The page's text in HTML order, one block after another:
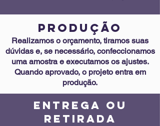
PRODUÇÃO
Realizamos o orçamento, tiramos suas
dúvidas e, se necessário, confeccionamos
uma amostra e executamos os ajustes.
Quando aprovado, o projeto entra em
produção.
ENTREGA OU
RETIRADA